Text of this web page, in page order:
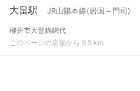
大畠駅 JR山陽本線(岩国～門司)
柳井市大畠鍋網代
このページの店舗から 9.5 km